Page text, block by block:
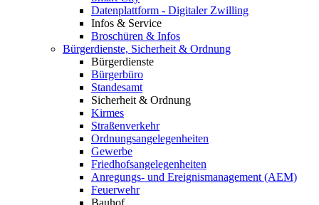
Datenplattform - Digitaler Zwilling
Infos & Service
Broschüren & Infos
Bürgerdienste, Sicherheit & Ordnung
Bürgerdienste
Bürgerbüro
Standesamt
Sicherheit & Ordnung
Kirmes
Straßenverkehr
Ordnungsangelegenheiten
Gewerbe
Friedhofsangelegenheiten
Anregungs- und Ereignismanagement (AEM)
Feuerwehr
Bauhof